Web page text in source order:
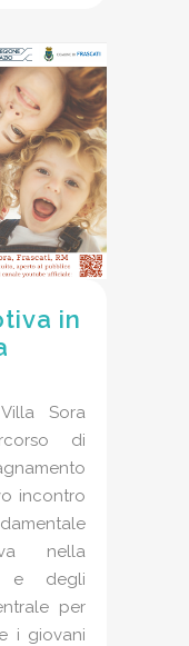
in
Sora
di
incontro
nella
e degli
per
i giovani